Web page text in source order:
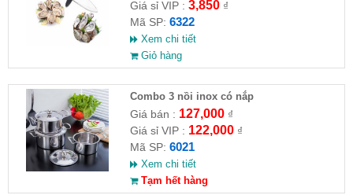
Giá sỉ VIP : 3,850₫
Mã SP: 6322
Xem chi tiết
Giỏ hàng
Combo 3 nồi inox có nắp
Giá bán : 127,000₫
Giá sỉ VIP : 122,000₫
Mã SP: 6021
Xem chi tiết
Tạm hết hàng